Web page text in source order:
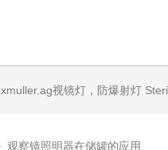
视镜灯，防爆射灯 Steris消毒剂，
观察镜照明器在储罐的应用